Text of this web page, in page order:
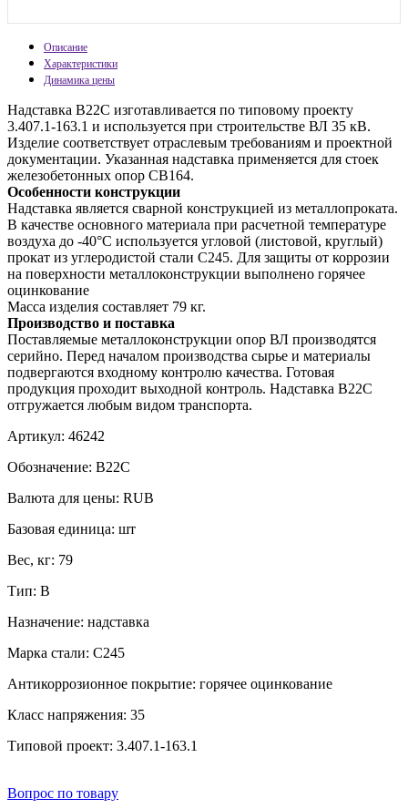
Описание
Характеристики
Динамика цены
Надставка В22С изготавливается по типовому проекту
3.407.1-163.1 и используется при строительстве ВЛ 35 кВ.
Изделие соответствует отраслевым требованиям и проектной
документации. Указанная надставка применяется для стоек
железобетонных опор СВ164.
Особенности конструкции
Надставка является сварной конструкцией из металлопроката.
В качестве основного материала при расчетной температуре
воздуха до -40°С используется угловой (листовой, круглый)
прокат из углеродистой стали С245. Для защиты от коррозии
на поверхности металлоконструкции выполнено горячее
оцинкование
Масса изделия составляет 79 кг.
Производство и поставка
Поставляемые металлоконструкции опор ВЛ производятся
серийно. Перед началом производства сырье и материалы
подвергаются входному контролю качества. Готовая
продукция проходит выходной контроль. Надставка В22С
отгружается любым видом транспорта.
Артикул: 46242
Обозначение: В22С
Валюта для цены: RUB
Базовая единица: шт
Вес, кг: 79
Тип: В
Назначение: надставка
Марка стали: С245
Антикоррозионное покрытие: горячее оцинкование
Класс напряжения: 35
Типовой проект: 3.407.1-163.1
Вопрос по товару